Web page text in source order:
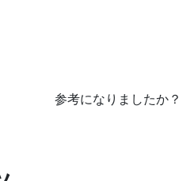
参考になりましたか？